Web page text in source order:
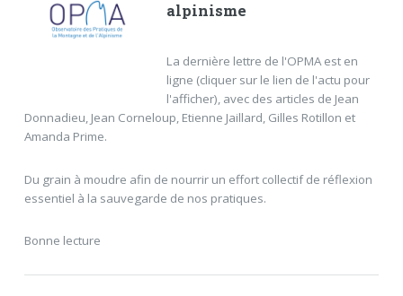
alpinisme
La dernière lettre de l'OPMA est en
ligne (cliquer sur le lien de l'actu pour
l'afficher), avec des articles de Jean
Donnadieu, Jean Corneloup, Etienne Jaillard, Gilles Rotillon et
Amanda Prime.
Du grain à moudre afin de nourrir un effort collectif de réflexion
essentiel à la sauvegarde de nos pratiques.
Bonne lecture